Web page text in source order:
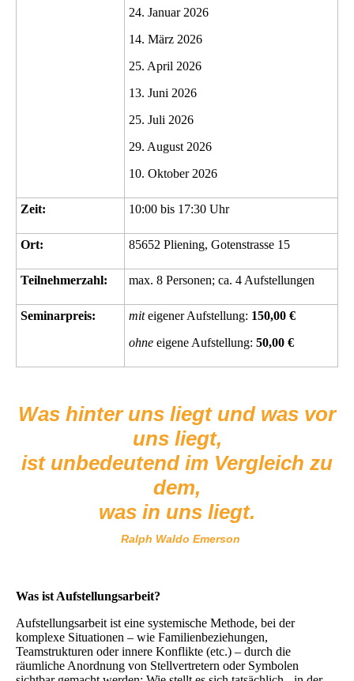
24. Januar 2026
14. März 2026
25. April 2026
13. Juni 2026
25. Juli 2026
29. August 2026
10. Oktober 2026
Zeit: 10:00 bis 17:30 Uhr
Ort: 85652 Pliening, Gotenstrasse 15
Teilnehmerzahl: max. 8 Personen; ca. 4 Aufstellungen
Seminarpreis: miteigener Aufstellung: 150,00 €
ohne eigene Aufstellung: 50,00 €
Was hinter uns liegt und was vor
uns liegt,
ist unbedeutend im Vergleich zu
dem,
was in uns liegt.
Ralph Waldo Emerson
Was ist Aufstellungsarbeit?
Aufstellungsarbeit ist eine systemische Methode, bei der
komplexe Situationen – wie Familienbeziehungen,
Teamstrukturen oder innere Konflikte (etc.) – durch die
räumliche Anordnung von Stellvertretern oder Symbolen